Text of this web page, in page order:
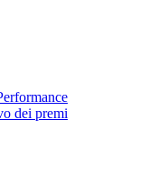
dei premi